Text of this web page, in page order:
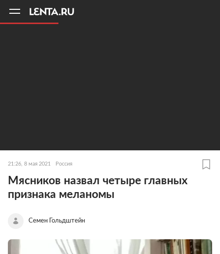
21:26, 8 мая 2021 Россия
Мясников назвал четыре главных
признака меланомы
Семен Гольдштейн